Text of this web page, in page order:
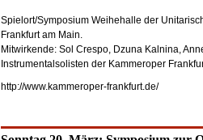
Spielort/Symposium Weihehalle der
Frankfurt am Main.
Mitwirkende: Sol Crespo, Dzuna Kalnina,
Instrumentalsolisten der Kammeroper
http://www.kammeroper-frankfurt.de/